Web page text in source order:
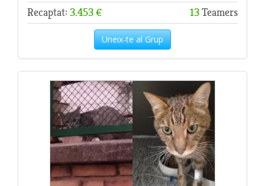
Recaptat: 3.453 € 13Teamers
Uneix-te al Grup